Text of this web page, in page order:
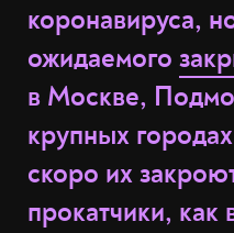
коронавируса,
ожидаемого
в Москве,
крупных
скоро их
прокатчики, как